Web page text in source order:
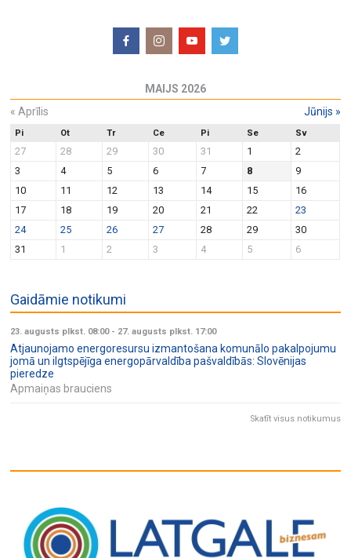
s
N
a
v
g
a
t
n
t
i
o
n
MAIJS 2026
« Aprīlis Jūnijs »
Pi Ot Tr Ce Pi Se Sv
27 28 29 30 31 1
2
3
4 5 6 7 8
9
10
11 12 13 14 15
16
17
18 19 20 21 22
23
24
25 26 27 28 29
30
31
1 2 3 4 5 6
Gaidāmie notikumi
23. augusts plkst. 08:00- 27. augusts plkst. 17:00
Atjaunojamo energoresursu izmantošana komunālo pakalpojumu
jomā un ilgtspējīga energopārvaldība pašvaldībās: Slovēnijas
pieredze
Apmaiņas brauciens
Skatīt visus notikumus